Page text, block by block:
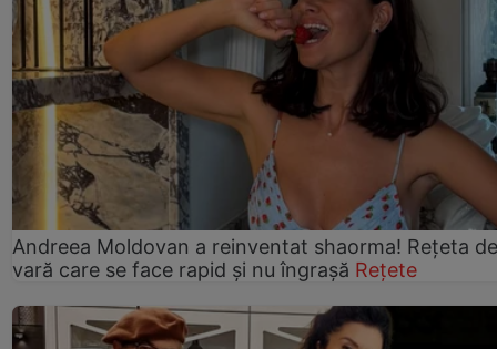
Andreea Moldovan a reinventat shaorma! Rețeta de
vară care se face rapid și nu îngrașă Rețete